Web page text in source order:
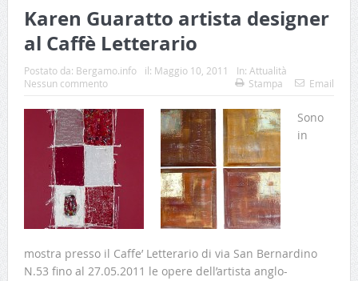
Karen Guaratto artista designer
al Caffè Letterario
Postato da: Bergamo.info il: Maggio 10, 2011 In: Attualità
Nessun commento
Stampa Email
Sono
in
mostra presso il Caffe’ Letterario di via San Bernardino
N.53 fino al 27.05.2011 le opere dell’artista anglo-